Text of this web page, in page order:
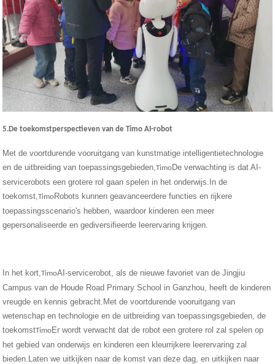
5.De toekomstperspectieven van de Timo AI-robot
Met de voortdurende vooruitgang van kunstmatige intelligentietechnologie
en de uitbreiding van toepassingsgebieden,TimoDe verwachting is dat AI-
servicerobots een grotere rol gaan spelen in het onderwijs.In de
toekomst,TimoRobots kunnen geavanceerdere functies en rijkere
toepassingsscenario's hebben, waardoor kinderen een meer
gepersonaliseerde en gediversifieerde leerervaring krijgen.
In het kort,TimoAI-servicerobot, als de nieuwe favoriet van de Jingjiu
Campus van de Houde Road Primary School in Ganzhou, heeft de kinderen
vreugde en kennis gebracht.Met de voortdurende vooruitgang van
wetenschap en technologie en de uitbreiding van toepassingsgebieden, de
toekomstTimoEr wordt verwacht dat de robot een grotere rol zal spelen op
het gebied van onderwijs en kinderen een kleurrijkere leerervaring zal
bieden.Laten we uitkijken naar de komst van deze dag, en uitkijken naar